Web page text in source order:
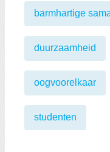
barmhartige
duurzaamheid
oogvoorelkaar
studenten